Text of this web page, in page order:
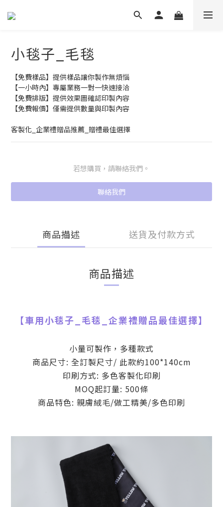
小毯子_毛毯
【免費樣品】提供樣品讓你製作無煩惱
【一小時內】專屬業務一對一快速接洽
【免費排版】提供效果圖確認印製內容
【免費報價】僅需提供數量與印製內容
客製化_企業禮贈品推薦_贈禮最佳選擇
若想購買，請聯絡我們。
聯絡我們
商品描述 送貨及付款方式
商品描述
【車用小毯子_毛毯 企業禮贈品最佳選擇】
小量可製作，多種款式
商品尺寸: 全訂製尺寸/ 此款約100*140cm
印刷方式: 多色客製化印刷
MOQ起訂量: 500條
商品特色: 親膚絨毛/做工精美/多色印刷